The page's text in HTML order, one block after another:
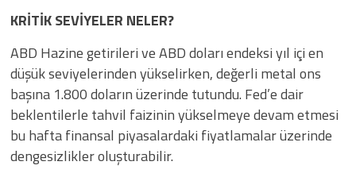
KRİTİK SEVİYELER NELER?
ABD Hazine getirileri ve ABD doları endeksi yıl içi en
düşük seviyelerinden yükselirken, değerli metal ons
başına 1.800 doların üzerinde tutundu. Fed’e dair
beklentilerle tahvil faizinin yükselmeye devam etmesi
bu hafta finansal piyasalardaki fiyatlamalar üzerinde
dengesizlikler oluşturabilir.